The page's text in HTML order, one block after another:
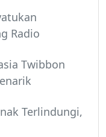
Radio
Twibbon
Terlindungi,